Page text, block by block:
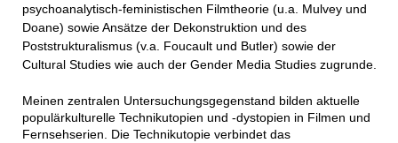
psychoanalytisch-feministischen Filmtheorie (u.a. Mulvey und
Doane) sowie Ansätze der Dekonstruktion und des
Poststrukturalismus (v.a. Foucault und Butler) sowie der
Cultural Studies wie auch der Gender Media Studies zugrunde.
Meinen zentralen Untersuchungsgegenstand bilden aktuelle
populärkulturelle Technikutopien und -dystopien in Filmen und
Fernsehserien. Die Technikutopie verbindet das